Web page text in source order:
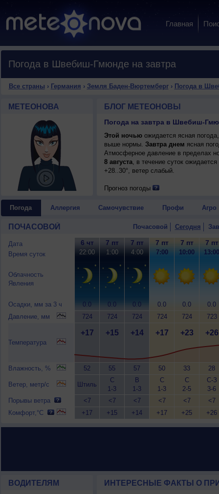
Главная
Погода в Швебиш-Гмюнде на завтра
Все страны › Германия › Земля Баден-Вюртемберг› Погода в
МЕТЕОНОВА БЛОГ МЕТЕОНОВЫ
Этой ночьюожидается ясная
выше нормы. Завтра днем ясная
Атмосферное давление в пределах
8 августа, в течение суток
+28..30°, ветер слабый.
Прогноз погоды
Погода Аллергия Самочувствие Профи Агро
ПОЧАСОВОЙ Почасовой Сегодня
Дата
Время суток
Облачность
Явления
Осадки, мм за 3 ч
Давление, мм
Температура
Влажность, %
Ветер, метр/с
Порывы ветра
Комфорт,°C
6 чт
22:00
0.0
724
+17
52
Штиль
<7
+17
7 пт
1:00
0.0
724
+15
55
С
1-3
<7
+15
7 пт
4:00
0.0
724
+14
57
В
1-3
<7
+14
7 пт
7:00
0.0
724
+17
50
С
1-3
<7
+17
7 пт
10:00
0.0
724
+23
33
С
2-5
<7
+25
7 пт
13:00
0.0
723
+26
28
С-З
3-6
<7
+26
ВОДИТЕЛЯМ ИНТЕРЕСНЫЕ ФАКТЫ О